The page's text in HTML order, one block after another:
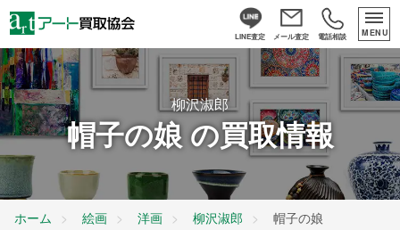
LINE査定 メール査定 電話相談 MENU
柳沢淑郎
帽子の娘 の買取情報
ホーム 絵画 洋画 柳沢淑郎 帽子の娘